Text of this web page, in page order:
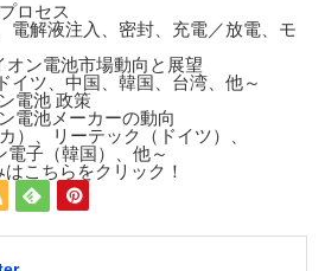
セス
注入、密封、充電／放電、モ
ン電池市場動向と展望
、中国、韓国、台湾、他～
電池 政策
電池メーカーの動向
リーテック（ドイツ）、
子（韓国）、他～
はこちらをクリック！